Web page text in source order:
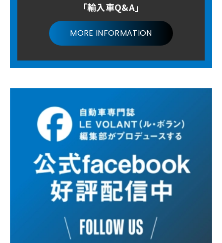
「輸入車Q&A」
MORE INFORMATION